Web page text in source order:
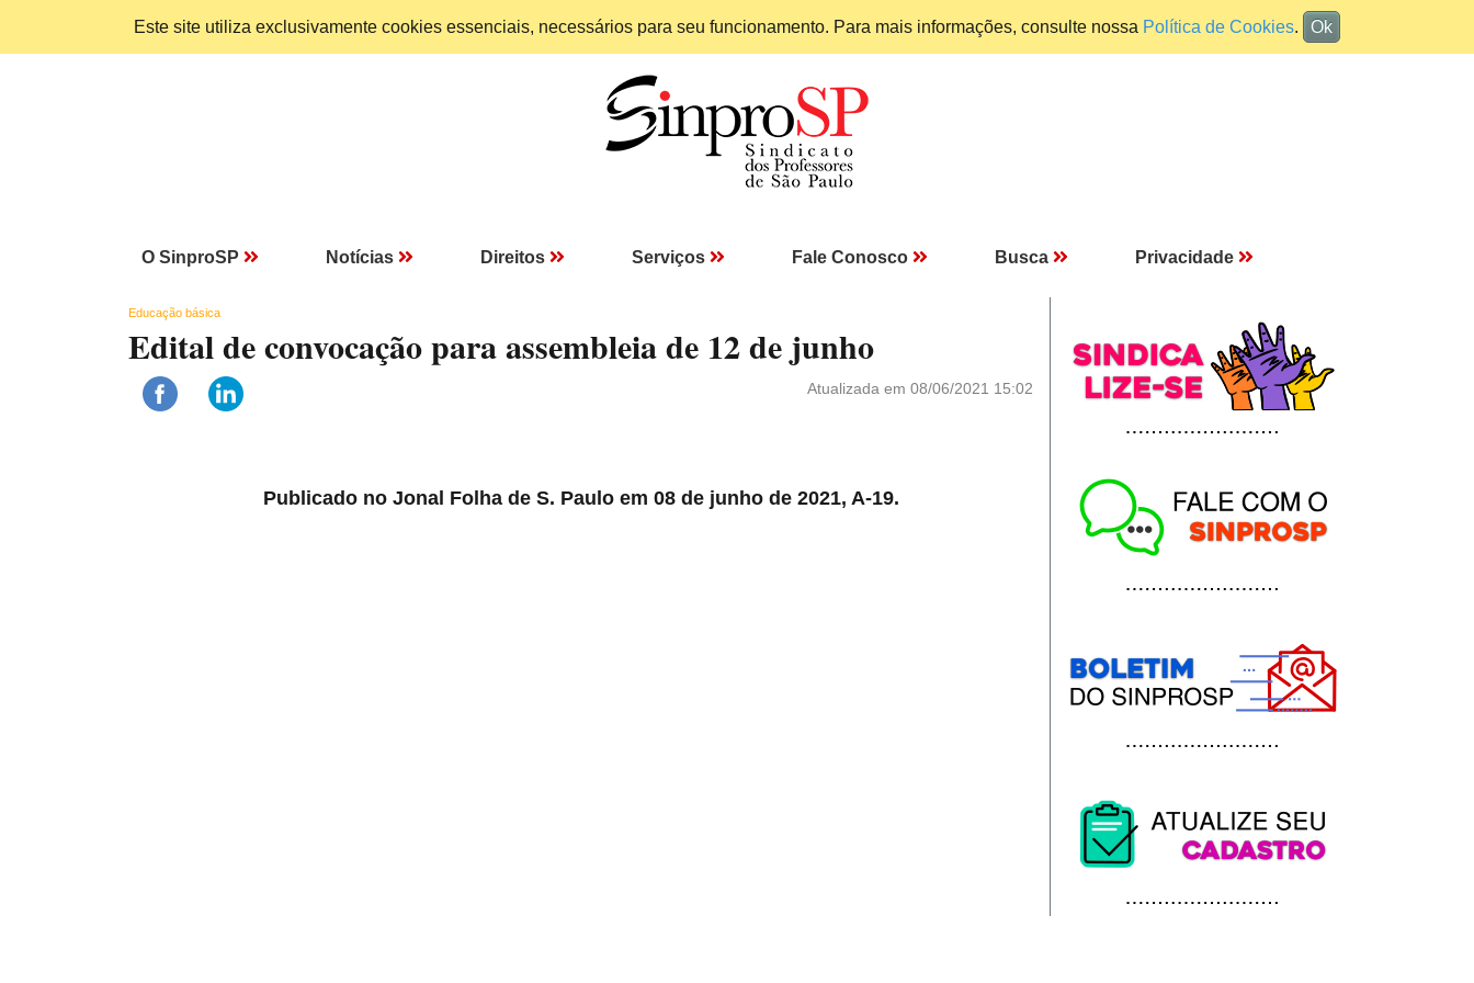
Este site utiliza exclusivamente cookies essenciais, necessários para seu funcionamento. Para mais informações, consulte nossa Política de Cookies. Ok
O SinproSP Notícias Direitos Serviços Fale Conosco Busca Privacidade
Educação básica
Edital de convocação para assembleia de 12 de junho
Atualizada em 08/06/2021 15:02
Publicado no Jonal Folha de S. Paulo em 08 de junho de 2021, A-19.